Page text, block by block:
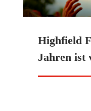
Highfield
Jahren ist